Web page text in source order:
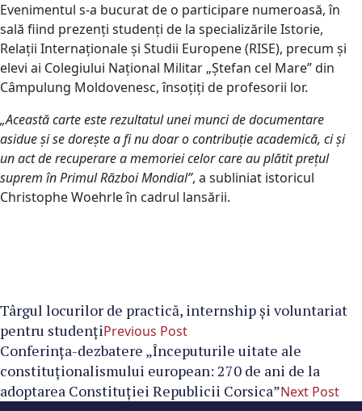
Evenimentul s-a bucurat de o participare numeroasă, în
sală fiind prezenți studenți de la specializările Istorie,
Relații Internaționale și Studii Europene (RISE), precum și
elevi ai Colegiului Național Militar „Ștefan cel Mare” din
Câmpulung Moldovenesc, însoțiți de profesorii lor.
„Această carte este rezultatul unei munci de documentare
asidue și se dorește a fi nu doar o contribuție academică, ci și
un act de recuperare a memoriei celor care au plătit prețul
suprem în Primul Război Mondial”, a subliniat istoricul
Christophe Woehrle în cadrul lansării.
Târgul locurilor de practică, internship și voluntariat
pentru studențiPrevious Post
Conferința-dezbatere „Începuturile uitate ale
constituționalismului european: 270 de ani de la
adoptarea Constituției Republicii Corsica”Next Post